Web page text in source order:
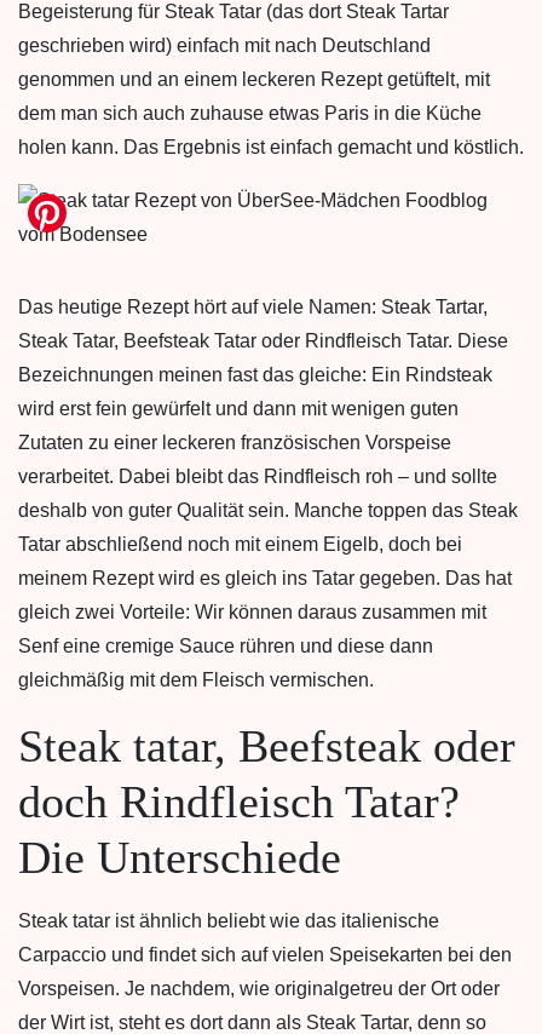
Begeisterung für Steak Tatar (das dort Steak Tartar
geschrieben wird) einfach mit nach Deutschland
genommen und an einem leckeren Rezept getüftelt, mit
dem man sich auch zuhause etwas Paris in die Küche
holen kann. Das Ergebnis ist einfach gemacht und köstlich.
Das heutige Rezept hört auf viele Namen: Steak Tartar,
Steak Tatar, Beefsteak Tatar oder Rindfleisch Tatar. Diese
Bezeichnungen meinen fast das gleiche: Ein Rindsteak
wird erst fein gewürfelt und dann mit wenigen guten
Zutaten zu einer leckeren französischen Vorspeise
verarbeitet. Dabei bleibt das Rindfleisch roh – und sollte
deshalb von guter Qualität sein. Manche toppen das Steak
Tatar abschließend noch mit einem Eigelb, doch bei
meinem Rezept wird es gleich ins Tatar gegeben. Das hat
gleich zwei Vorteile: Wir können daraus zusammen mit
Senf eine cremige Sauce rühren und diese dann
gleichmäßig mit dem Fleisch vermischen.
Steak tatar, Beefsteak oder
doch Rindfleisch Tatar?
Die Unterschiede
Steak tatar ist ähnlich beliebt wie das italienische
Carpaccio und findet sich auf vielen Speisekarten bei den
Vorspeisen. Je nachdem, wie originalgetreu der Ort oder
der Wirt ist, steht es dort dann als Steak Tartar, denn so